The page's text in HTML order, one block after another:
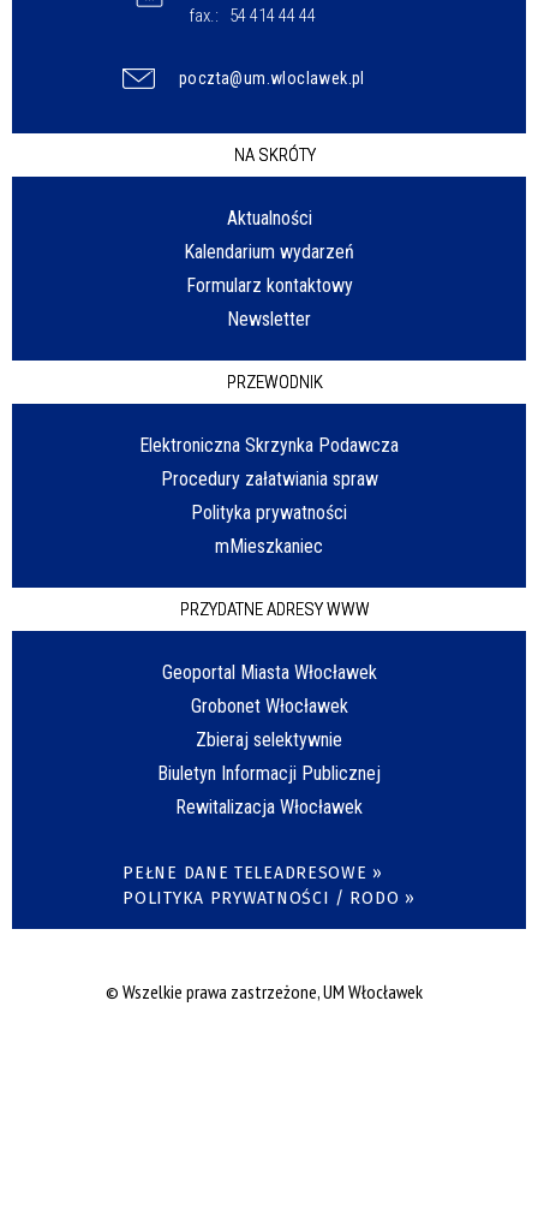
fax.:
54 414 44 44
poczta@um.wloclawek.pl
NA SKRÓTY
Aktualności
Kalendarium wydarzeń
Formularz kontaktowy
Newsletter
PRZEWODNIK
Elektroniczna Skrzynka Podawcza
Procedury załatwiania spraw
Polityka prywatności
mMieszkaniec
PRZYDATNE ADRESY WWW
Geoportal Miasta Włocławek
Grobonet Włocławek
Zbieraj selektywnie
Biuletyn Informacji Publicznej
Rewitalizacja Włocławek
PEŁNE DANE TELEADRESOWE »
POLITYKA PRYWATNOŚCI / RODO »
© Wszelkie prawa zastrzeżone, UM Włocławek